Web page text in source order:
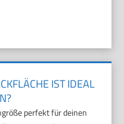
IST IDEAL F
perfekt für deinen